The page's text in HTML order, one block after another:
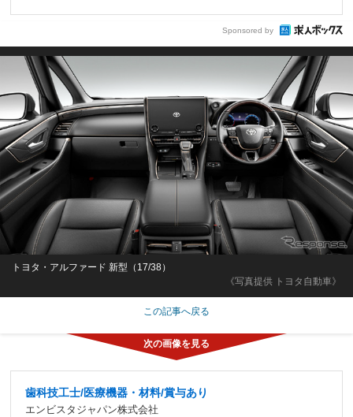
Sponsored by
《写真提供 トヨタ自動車》
トヨタ・アルファード 新型（17/38）
この記事へ戻る
歯科技工士/医療機器・材料/賞与あり
エンビスタジャパン株式会社